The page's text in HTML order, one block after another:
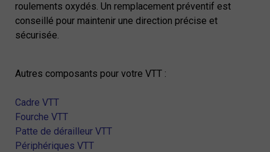
roulements oxydés. Un remplacement préventif est
conseillé pour maintenir une direction précise et
sécurisée.
Autres composants pour votre VTT :
Cadre VTT
Fourche VTT
Patte de dérailleur VTT
Périphériques VTT